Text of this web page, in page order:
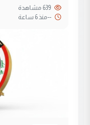
--منذ 6 ساعة